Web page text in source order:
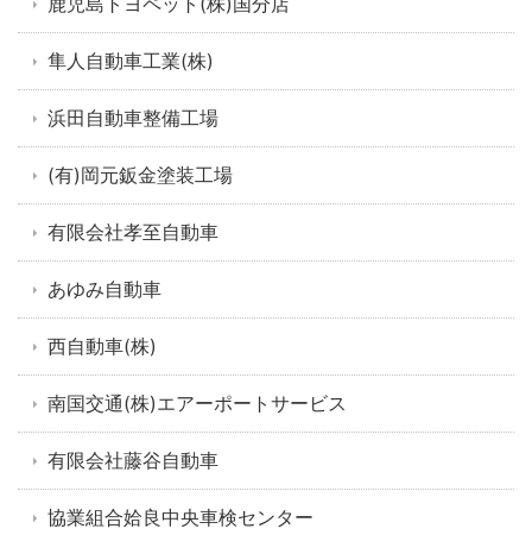
隼人自動車工業(株)
浜田自動車整備工場
(有)岡元鈑金塗装工場
有限会社孝至自動車
あゆみ自動車
西自動車(株)
南国交通(株)エアーポートサービス
有限会社藤谷自動車
協業組合姶良中央車検センター